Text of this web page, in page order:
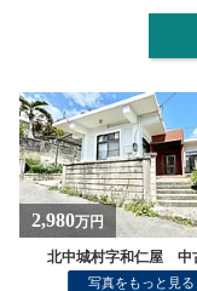
2,980万円
北中城村字和仁屋 中
写真をもっと見る